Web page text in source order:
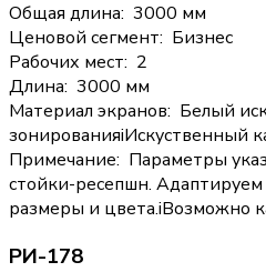
Общая длина: 3000 мм
Ценовой сегмент: Бизнес
Рабочих мест: 2
Длина: 3000 мм
Материал экранов: Белый
зонированияiИскуственный
Примечание: Параметры
стойки-ресепшн.
размеры и цвета.iВозможно
РИ-178